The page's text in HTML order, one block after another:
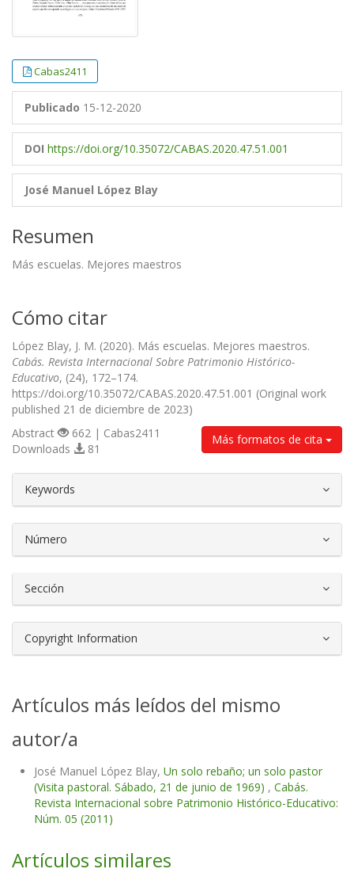
Cabas2411
Publicado 15-12-2020
DOI https://doi.org/10.35072/CABAS.2020.47.51.001
José Manuel López Blay
Resumen
Más escuelas. Mejores maestros
Cómo citar
López Blay, J. M. (2020). Más escuelas. Mejores maestros.
Cabás. Revista Internacional Sobre Patrimonio Histórico-
Educativo, (24), 172–174.
https://doi.org/10.35072/CABAS.2020.47.51.001 (Original work
published 21 de diciembre de 2023)
Más formatos de cita
Abstract
662 | Cabas2411
Downloads
81
Keywords
Número
Sección
Copyright Information
Artículos más leídos del mismo
autor/a
José Manuel López Blay, Un solo rebaño; un solo pastor
(Visita pastoral. Sábado, 21 de junio de 1969) , Cabás.
Revista Internacional sobre Patrimonio Histórico-Educativo:
Núm. 05 (2011)
Artículos similares